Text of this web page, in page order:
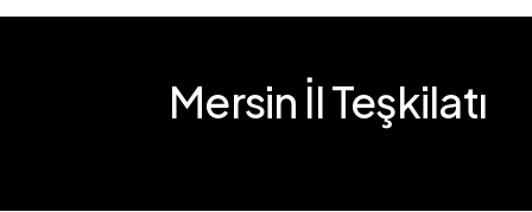
Mersin İl Teşkilatı